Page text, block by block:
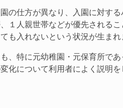
の仕方が異なり、入園に対す
１人親世帯などが優先される
も入れないという状況が生まれ
、特に元幼稚園・元保育所で
化について利用者によく説明を